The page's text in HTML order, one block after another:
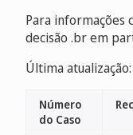
Para informações
decisão .br em
Última
Número
do Caso